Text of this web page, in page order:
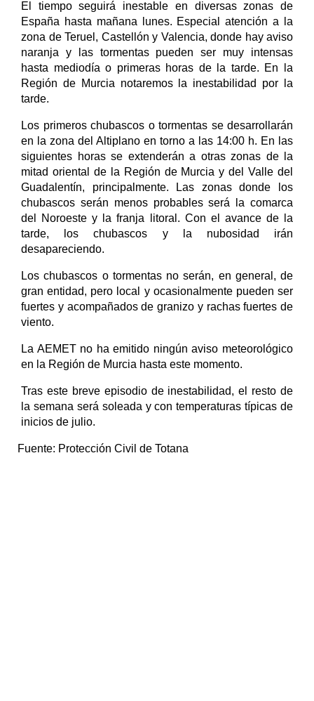
El tiempo seguirá inestable en diversas zonas de
España hasta mañana lunes. Especial atención a la
zona de Teruel, Castellón y Valencia, donde hay aviso
naranja y las tormentas pueden ser muy intensas
hasta mediodía o primeras horas de la tarde. En la
Región de Murcia notaremos la inestabilidad por la
tarde.
Los primeros chubascos o tormentas se desarrollarán
en la zona del Altiplano en torno a las 14:00 h. En las
siguientes horas se extenderán a otras zonas de la
mitad oriental de la Región de Murcia y del Valle del
Guadalentín, principalmente. Las zonas donde los
chubascos serán menos probables será la comarca
del Noroeste y la franja litoral. Con el avance de la
tarde, los chubascos y la nubosidad irán
desapareciendo.
Los chubascos o tormentas no serán, en general, de
gran entidad, pero local y ocasionalmente pueden ser
fuertes y acompañados de granizo y rachas fuertes de
viento.
La AEMET no ha emitido ningún aviso meteorológico
en la Región de Murcia hasta este momento.
Tras este breve episodio de inestabilidad, el resto de
la semana será soleada y con temperaturas típicas de
inicios de julio.
Fuente: Protección Civil de Totana